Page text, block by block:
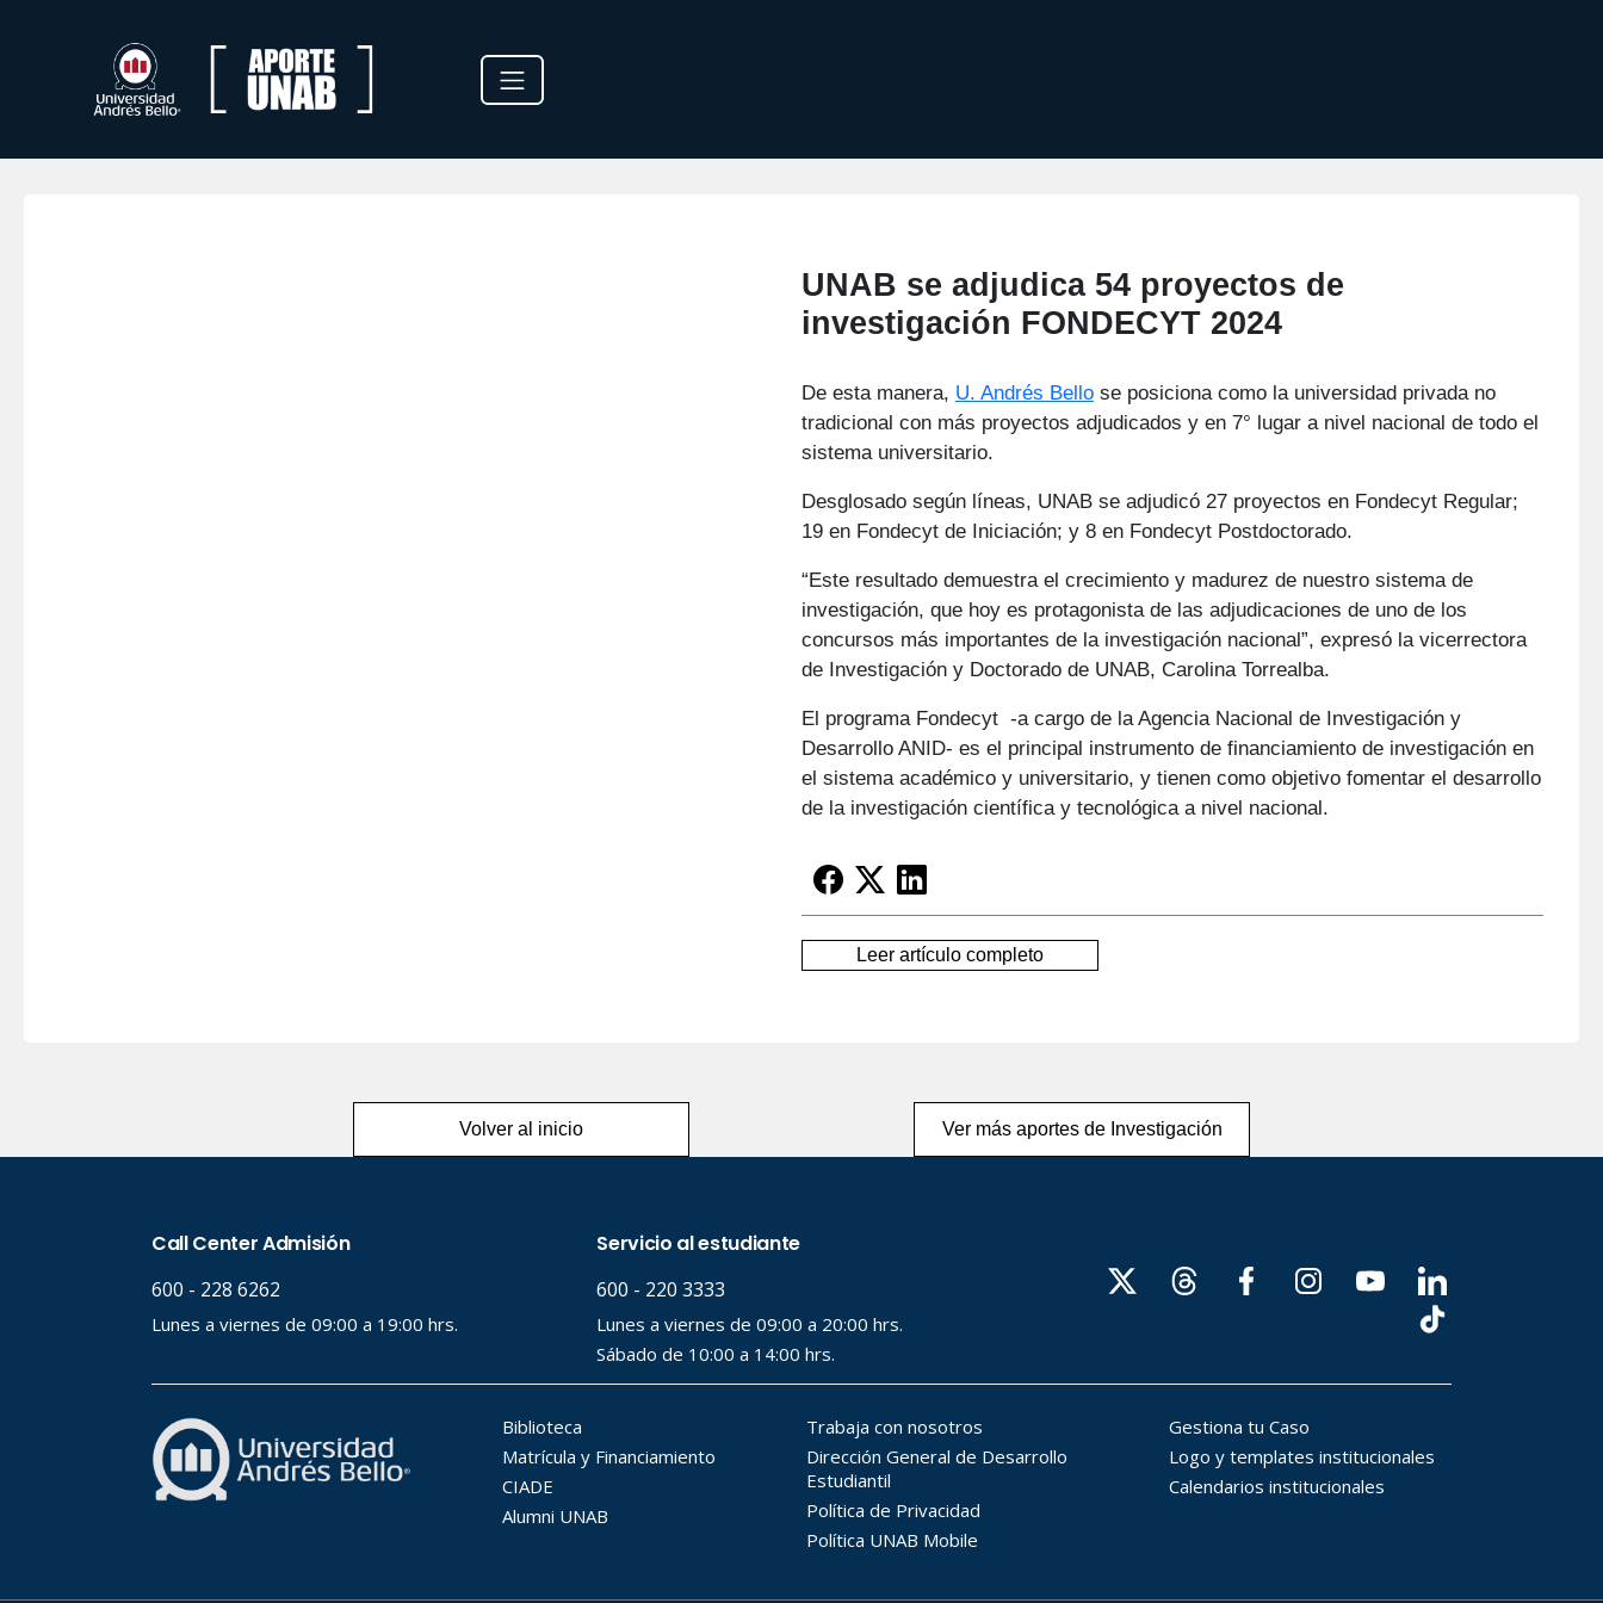
UNAB se adjudica 54 proyectos de
investigación FONDECYT 2024
De esta manera, U. Andrés Bello se posiciona como la universidad privada no
tradicional con más proyectos adjudicados y en 7° lugar a nivel nacional de todo el
sistema universitario.
Desglosado según líneas, UNAB se adjudicó 27 proyectos en Fondecyt Regular;
19 en Fondecyt de Iniciación; y 8 en Fondecyt Postdoctorado.
“Este resultado demuestra el crecimiento y madurez de nuestro sistema de
investigación, que hoy es protagonista de las adjudicaciones de uno de los
concursos más importantes de la investigación nacional”, expresó la vicerrectora
de Investigación y Doctorado de UNAB, Carolina Torrealba.
El programa Fondecyt -a cargo de la Agencia Nacional de Investigación y
Desarrollo ANID- es el principal instrumento de financiamiento de investigación en
el sistema académico y universitario, y tienen como objetivo fomentar el desarrollo
de la investigación científica y tecnológica a nivel nacional.
Leer artículo completo
Volver al inicio Ver más aportes de Investigación